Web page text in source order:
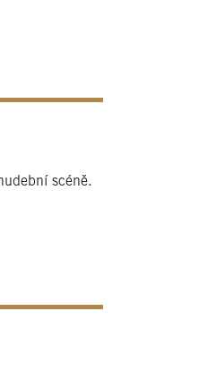
scéně.